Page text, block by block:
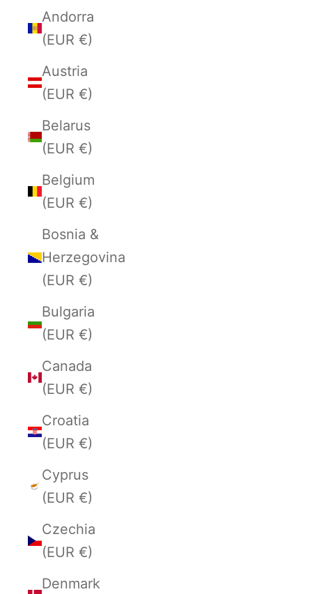
Andorra
(EUR €)
Austria
(EUR €)
Belarus
(EUR €)
Belgium
(EUR €)
Bosnia &
Herzegovina
(EUR €)
Bulgaria
(EUR €)
Canada
(EUR €)
Croatia
(EUR €)
Cyprus
(EUR €)
Czechia
(EUR €)
Denmark